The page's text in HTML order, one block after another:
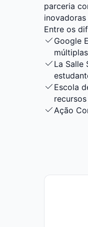
parceria
inovadoras
Entre os
Google
La Salle
Escola
Ação